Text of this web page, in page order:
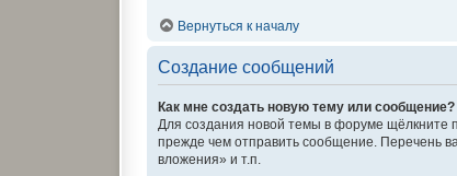
Вернуться к началу
Создание сообщений
Как мне создать новую тему или сообщение?
Для создания новой темы в форуме щёлкните
прежде чем отправить сообщение. Перечень
вложения» и т.п.